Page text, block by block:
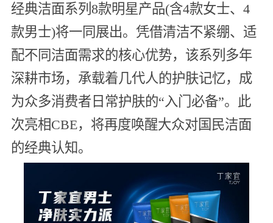
经典洁面系列8款明星产品(含4款女士、4
款男士)将一同展出。凭借清洁不紧绷、适
配不同洁面需求的核心优势，该系列多年
深耕市场，承载着几代人的护肤记忆，成
为众多消费者日常护肤的“入门必备”。此
次亮相CBE，将再度唤醒大众对国民洁面
的经典认知。